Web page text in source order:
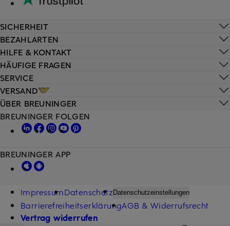
HILFE & KONTAKT
HÄUFIGE FRAGEN
SERVICE
VERSAND
SICHERHEIT
BEZAHLARTEN
ÜBER BREUNINGER
BREUNINGER FOLGEN
BREUNINGER APP
ImpressumDatenschutz Datenschutzeinstellungen
BarrierefreiheitserklärungAGB & Widerrufsrecht
Vertrag widerrufen